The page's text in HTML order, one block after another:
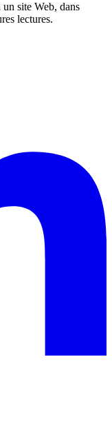
un site Web, dans
lectures.